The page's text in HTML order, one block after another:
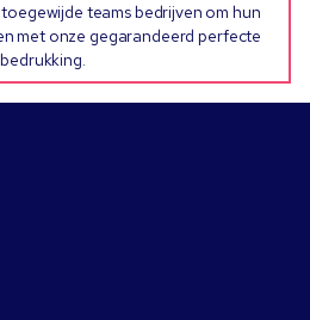
teams bedrijven om hun
met onze gegarandeerd perfecte
bedrukking.